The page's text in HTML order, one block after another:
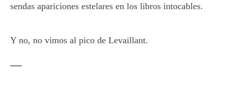
sendas apariciones estelares en los libros intocables.
Y no, no vimos al pico de Levaillant.